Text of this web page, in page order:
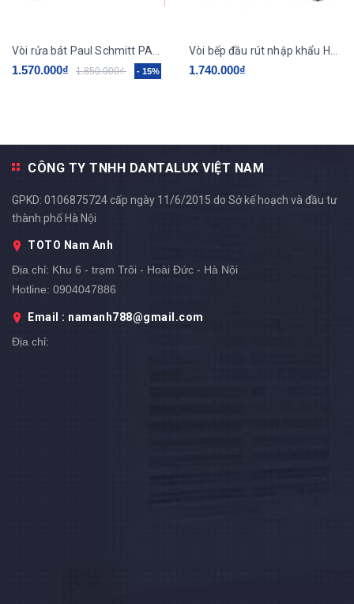
1.570.000₫ 1.850.000₫ - 15% 1.740.000₫
CÔNG TY TNHH DANTALUX VIỆT NAM
GPKD: 0106875724 cấp ngày 11/6/2015 do Sở kế hoạch và đầu tư
thành phố Hà Nội
TOTO Nam Anh
Địa chỉ: Khu 6 - trạm Trôi - Hoài Đức - Hà Nội
Hotline: 0904047886
Email : namanh788@gmail.com
Địa chỉ: